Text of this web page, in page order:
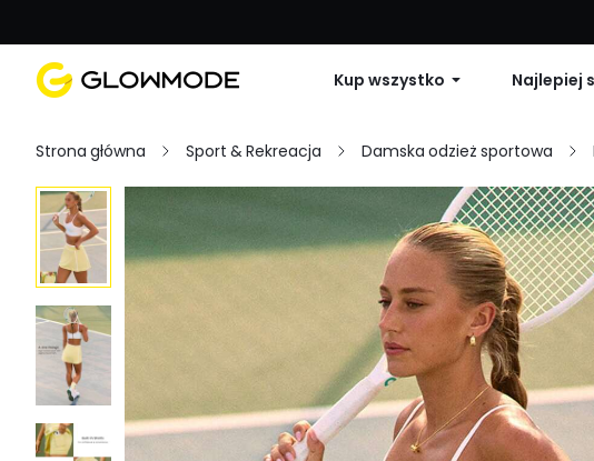
Pierwsze zamówienie: 10% zniżki na każde
Kup wszystko Najlepiej
Strona główna Sport & Rekreacja Damska odzież sportowa